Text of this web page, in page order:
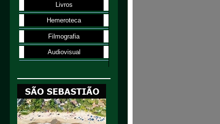
Livros
Hemeroteca
Filmografia
Audiovisual